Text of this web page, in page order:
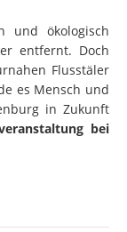
und ökologisch
entfernt. Doch
Flusstäler
es Mensch und
in Zukunft
bei